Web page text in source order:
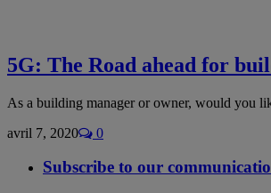
5G: The Road ahead for
As a building manager or owner, would you
avril 7, 2020
0
Subscribe to our